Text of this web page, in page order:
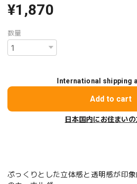
¥1,870
数量
International shipping
Add to cart
日本国内にお住まい
ぷっくりとした立体感と透明感が印